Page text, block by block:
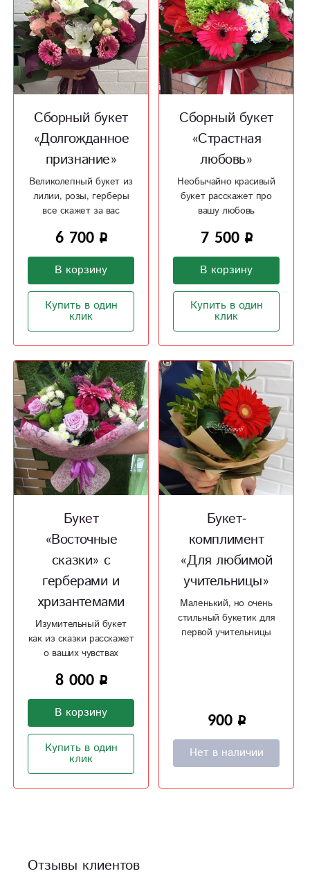
Сборный букет
«Долгожданное
признание»
Великолепный букет из
лилии, розы, герберы
все скажет за вас
6 700
В корзину
Купить в один
клик
Сборный букет
«Страстная
любовь»
Необычайно красивый
букет расскажет про
вашу любовь
7 500
В корзину
Купить в один
клик
Букет
«Восточные
сказки» с
герберами и
хризантемами
Изумительный букет
как из сказки расскажет
о ваших чувствах
8 000
В корзину
Купить в один
клик
Букет-
комплимент
«Для любимой
учительницы»
Маленький, но очень
стильный букетик для
первой учительницы
900
Нет в наличии
Отзывы клиентов